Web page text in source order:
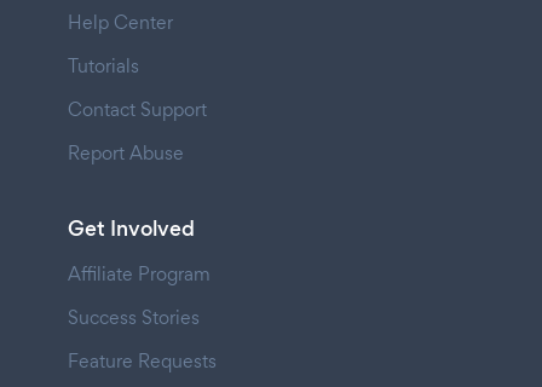
Help Center
Tutorials
Contact Support
Report Abuse
Get Involved
Affiliate Program
Success Stories
Feature Requests